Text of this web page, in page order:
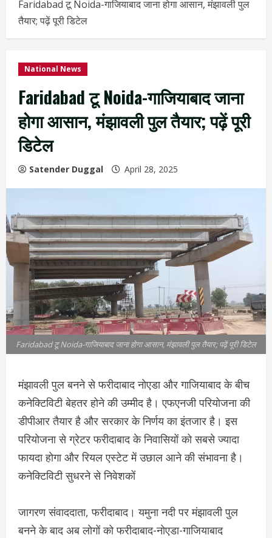
Faridabad टू Noida-गाजियाबाद जाना होगा आसान, मंझावली पुल
तैयार; पढ़ें पूरी डिटेल
National News
Faridabad टू Noida-गाजियाबाद जाना
होगा आसान, मंझावली पुल तैयार; पढ़ें पूरी
डिटेल
Satender Duggal April 28, 2025
Faridabad टू Noida-गाजियाबाद जाना होगा आसान, मंझावली पुल तैयार; पढ़ें पूरी डिटेल
मंझावली पुल बनने से फरीदाबाद नोएडा और गाजियाबाद के बीच
कनेक्टिविटी बेहतर होने की उम्मीद है। एफएनजी परियोजना की
डीपीआर तैयार है और सरकार के निर्णय का इंतजार है। इस
परियोजना से ग्रेटर फरीदाबाद के निवासियों को सबसे ज्यादा
फायदा होगा और रियल एस्टेट में उछाल आने की संभावना है।
कनेक्टिविटी सुधरने से निवेशकों
जागरण संवाददाता, फरीदाबाद। यमुना नदी पर मंझावली पुल
बनने के बाद अब लोगों को फरीदाबाद-नोएडा-गाजियाबाद